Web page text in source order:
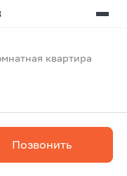
квартира
Позвонить